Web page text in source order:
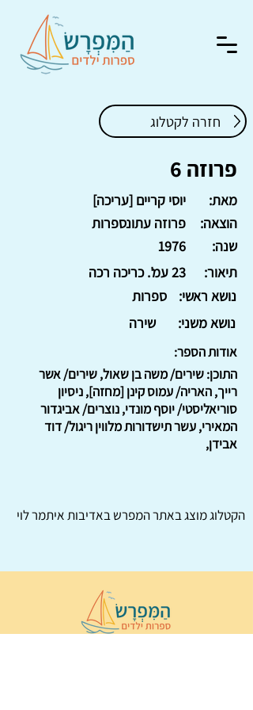
חזרה לקטלוג
פרוזה 6
יוסי קריים [עריכה]
מאת:
פרוזה עתונספרות
הוצאה:
1976
שנה:
23 עמ'. כריכה רכה
תיאור:
ספרות
נושא ראשי:
שירה
נושא משני:
אודות הספר:
התוכן: שירים/ משה בן שאול, שירים/ אשר
רייך, האריה/ עמוס קינן [מחזה], ניסיון
סוריאליסטי/ יוסף מונדי, נוצרים/ אביגדור
המאירי, עשר תישדורות מלווין ריגול/ דוד
אבידן,
הקטלוג מוצג באתרהמפרשבאדיבות איתמר לוי